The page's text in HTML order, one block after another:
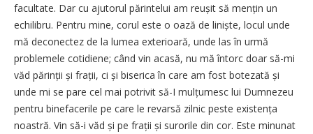
facultate. Dar cu ajutorul părintelui am reușit să mențin un
echilibru. Pentru mine, corul este o oază de liniște, locul unde
mă deconectez de la lumea exterioară, unde las în urmă
problemele cotidiene; când vin acasă, nu mă întorc doar să-mi
văd părinții și frații, ci și biserica în care am fost botezată și
unde mi se pare cel mai potrivit să-I mulțumesc lui Dumnezeu
pentru binefacerile pe care le revarsă zilnic peste existența
noastră. Vin să-i văd și pe frații și surorile din cor. Este minunat